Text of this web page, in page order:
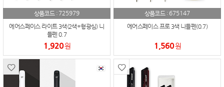
상품코드 : 725979
에어스페이스 라이트 3색(2색+형광심) 니
들펜 0.7
1,920원
상품코드 : 675147
에어스페이스 프로 3색 니들펜(0.7)
1,560원